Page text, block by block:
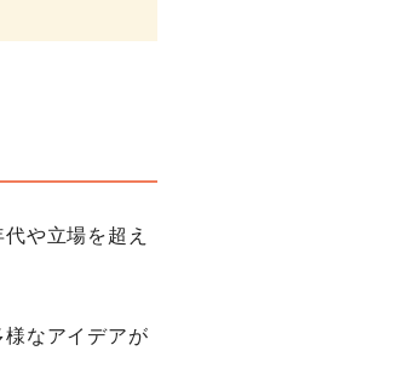
や立場を超え
なアイデアが